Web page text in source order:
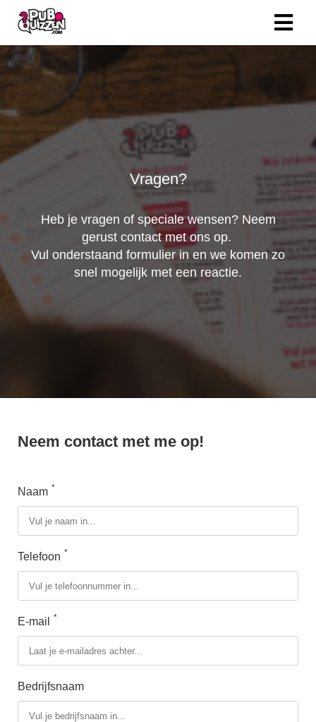
Vragen?
Heb je vragen of speciale wensen? Neem
gerust contact met ons op.
Vul onderstaand formulier in en we komen zo
snel mogelijk met een reactie.
Neem contact met me op!
Naam *
Telefoon *
E-mail *
Bedrijfsnaam